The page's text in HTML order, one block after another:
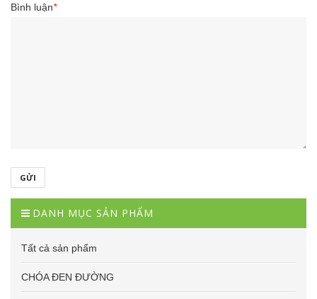
Bình luận*
GỬI
DANH MỤC SẢN PHẨM
Tất cả sản phẩm
CHÓA ĐEN ĐƯỜNG